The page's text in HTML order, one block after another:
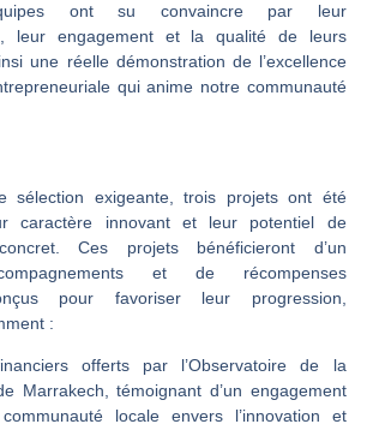
ont su convaincre par leur
leur engagement et la qualité de leurs
une réelle démonstration de l’excellence
qui anime notre communauté
sélection exigeante, trois projets ont été
caractère innovant et leur potentiel de
Ces projets bénéficieront d’un
et de récompenses
pour favoriser leur progression,
:
offerts par l’Observatoire de la
Marrakech, témoignant d’un engagement
locale envers l’innovation et